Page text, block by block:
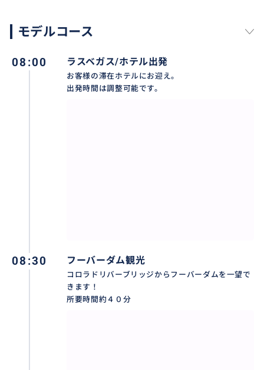
グランドキャニオン・ウェストで息をのむような絶景
を体験！澄み渡る空気、雄大な景色、そして一生忘れ
られない冒険があなたを待っています。
モデルコース
08:00 ラスベガス/ホテル出発
お客様の滞在ホテルにお迎え。
出発時間は調整可能です。
08:30 フーバーダム観光
コロラドリバーブリッジからフーバーダムを一望で
きます！
所要時間約４０分